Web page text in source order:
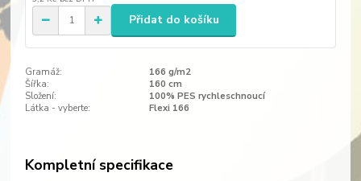
Přidat do košíku
Gramáž:
166 g/m2
Šířka:
160 cm
Složení:
100% PES rychleschnoucí
Látka - vyberte:
Flexi 166
Kompletní specifikace